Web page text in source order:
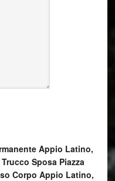
Appio Latino,
Sposa Piazza
Corpo Appio Latino,